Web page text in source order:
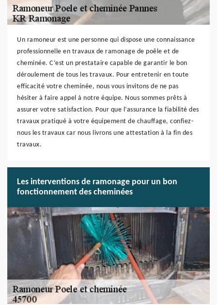
Un ramoneur est une personne qui dispose une connaissance
professionnelle en travaux de ramonage de poêle et de
cheminée. C’est un prestataire capable de garantir le bon
déroulement de tous les travaux. Pour entretenir en toute
efficacité votre cheminée, nous vous invitons de ne pas
hésiter à faire appel à notre équipe. Nous sommes prêts à
assurer votre satisfaction. Pour que l’assurance la fiabilité des
travaux pratiqué à votre équipement de chauffage, confiez-
nous les travaux car nous livrons une attestation à la fin des
travaux.
Les interventions de ramonage pour un bon
fonctionnement des cheminées